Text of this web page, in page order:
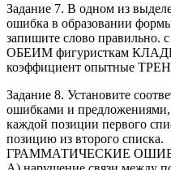
Задание 7. В одном из
ошибка в образовании
запишите слово
ОБЕИМ фигуристкам
коэффициент опытные
Задание 8. Установите
ошибками и
каждой позиции первого
позицию из второго списка.
ГРАММАТИЧЕСКИЕ